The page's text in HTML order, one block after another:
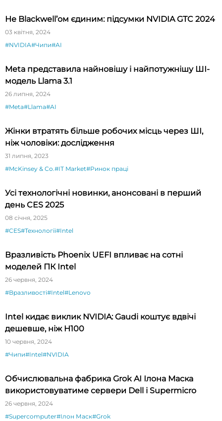
Не Blackwell’ом єдиним: підсумки NVIDIA GTC 2024
03 квітня, 2024
#NVIDIA#Чипи#AI
Meta представила найновішу і найпотужнішу ШІ-
модель Llama 3.1
26 липня, 2024
#Meta#Llama#AI
Жінки втратять більше робочих місць через ШІ,
ніж чоловіки: дослідження
31 липня, 2023
#McKinsey & Co.#IT Market#Ринок праці
Усі технологічні новинки, анонсовані в перший
день CES 2025
08 січня, 2025
#CES#Технології#Intel
Вразливість Phoenix UEFI впливає на сотні
моделей ПК Intel
26 червня, 2024
#Вразливості#Intel#Lenovo
Intel кидає виклик NVIDIA: Gaudi коштує вдвічі
дешевше, ніж H100
10 червня, 2024
#Чипи#Intel#NVIDIA
Обчислювальна фабрика Grok AI Ілона Маска
використовуватиме сервери Dell і Supermicro
26 червня, 2024
#Supercomputer#Ілон Маск#Grok